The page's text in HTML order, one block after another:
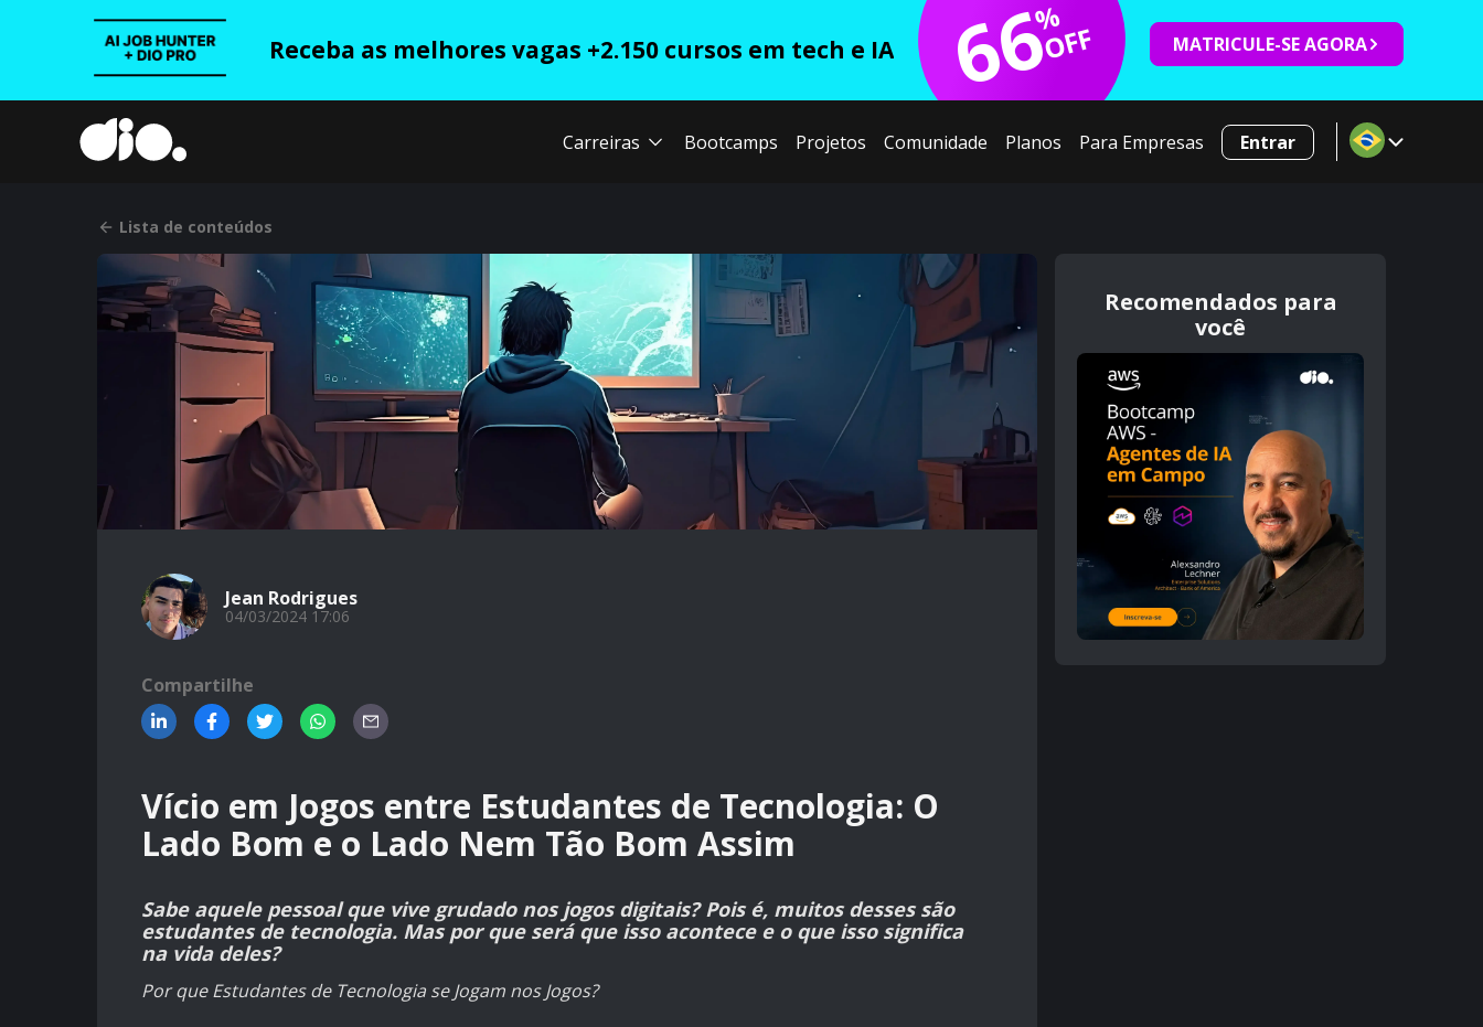
Receba as melhores vagas +2.150 cursos em tech e IA 66
%
OFF MATRICULE-SE AGORA
Carreiras Bootcamps Projetos Comunidade Planos Para Empresas Entrar
Lista de conteúdos
Jean Rodrigues
04/03/2024 17:06
Compartilhe
Vício em Jogos entre Estudantes de Tecnologia: O
Lado Bom e o Lado Nem Tão Bom Assim
Sabe aquele pessoal que vive grudado nos jogos digitais? Pois é, muitos desses são
estudantes de tecnologia. Mas por que será que isso acontece e o que isso significa
na vida deles?
Por que Estudantes de Tecnologia se Jogam nos Jogos?
Recomendados para
você